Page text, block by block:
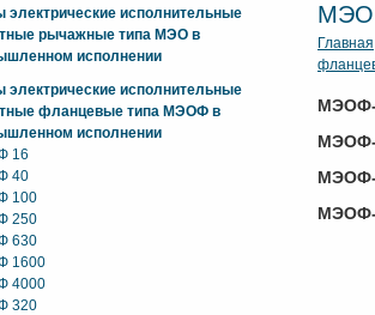
электрические исполнительные
рычажные типа МЭО в
исполнении
электрические исполнительные
фланцевые типа МЭОФ в
исполнении
16
40
100
250
630
1600
4000
320
Главная
МЭОФ-
МЭОФ-
МЭОФ-
МЭОФ-